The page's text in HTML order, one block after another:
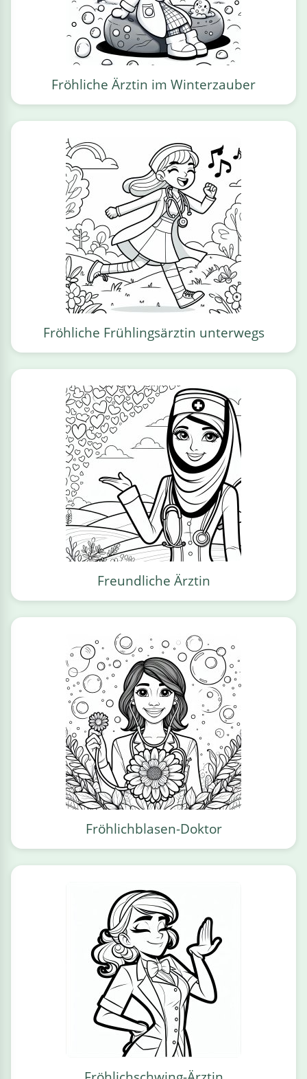
Fröhliche Ärztin im Winterzauber
Fröhliche Frühlingsärztin unterwegs
Freundliche Ärztin
Fröhlichblasen-Doktor